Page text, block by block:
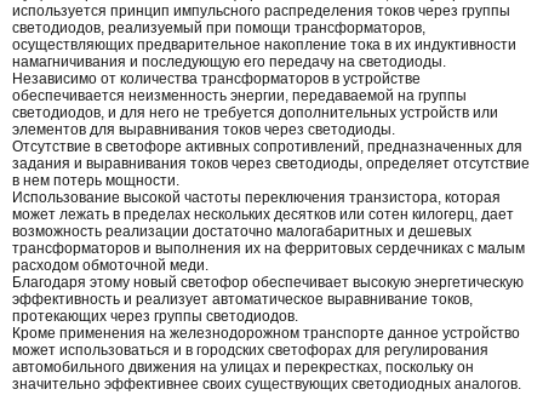
используется принцип импульсного распределения токов через группы
светодиодов, реализуемый при помощи трансформаторов,
осуществляющих предварительное накопление тока в их индуктивности
намагничивания и последующую его передачу на светодиоды.
Независимо от количества трансформаторов в устройстве
обеспечивается неизменность энергии, передаваемой на группы
светодиодов, и для него не требуется дополнительных устройств или
элементов для выравнивания токов через светодиоды.
Отсутствие в светофоре активных сопротивлений, предназначенных для
задания и выравнивания токов через светодиоды, определяет отсутствие
в нем потерь мощности.
Использование высокой частоты переключения транзистора, которая
может лежать в пределах нескольких десятков или сотен килогерц, дает
возможность реализации достаточно малогабаритных и дешевых
трансформаторов и выполнения их на ферритовых сердечниках с малым
расходом обмоточной меди.
Благодаря этому новый светофор обеспечивает высокую энергетическую
эффективность и реализует автоматическое выравнивание токов,
протекающих через группы светодиодов.
Кроме применения на железнодорожном транспорте данное устройство
может использоваться и в городских светофорах для регулирования
автомобильного движения на улицах и перекрестках, поскольку он
значительно эффективнее своих существующих светодиодных аналогов.